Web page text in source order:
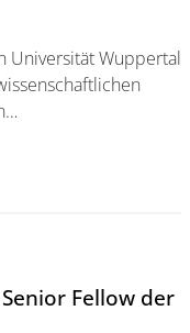
Universität Wuppertal
Fellow der